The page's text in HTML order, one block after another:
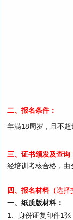
二、报名条件：
年满18周岁，且不
三、证书颁发及查询
经培训考核合格，由
四、报名材料（选择
一、纸质版材料：
1、身份证复印件1张